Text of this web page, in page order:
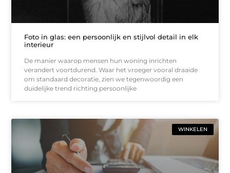
Foto in glas: een persoonlijk en stijlvol detail in elk
interieur
De manier waarop mensen hun woning inrichten
verandert voortdurend. Waar het vroeger vooral draaide
om standaard decoratie, zien we tegenwoordig een
duidelijke trend richting persoonlijke
WINKELEN